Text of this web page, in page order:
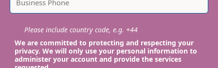
Please include country code, e.g. +44
We are committed to protecting and respecting your
privacy. We will only use your personal information to
administer your account and provide the services